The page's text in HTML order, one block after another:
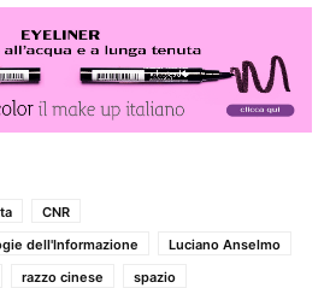
CNR
dell'Informazione
Luciano Anselmo
razzo cinese
spazio